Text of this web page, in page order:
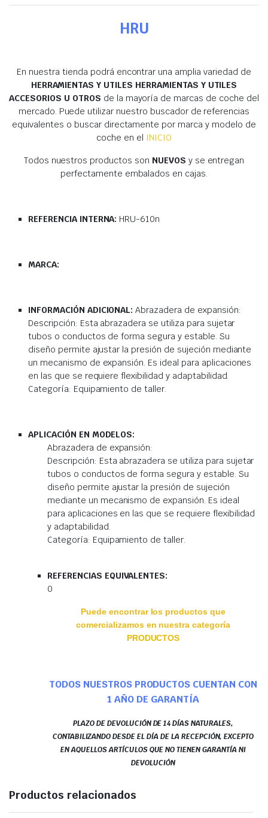
HRU
En nuestra tienda podrá encontrar una amplia variedad de
HERRAMIENTAS Y UTILES HERRAMIENTAS Y UTILES
ACCESORIOS U OTROS de la mayoría de marcas de coche del
mercado. Puede utilizar nuestro buscador de referencias
equivalentes o buscar directamente por marca y modelo de
coche en el INICIO
Todos nuestros productos son NUEVOS y se entregan
perfectamente embalados en cajas.
REFERENCIA INTERNA: HRU-610n
MARCA:
INFORMACIÓN ADICIONAL:Abrazadera de expansión:
Descripción: Esta abrazadera se utiliza para sujetar
tubos o conductos de forma segura y estable. Su
diseño permite ajustar la presión de sujeción mediante
un mecanismo de expansión. Es ideal para aplicaciones
en las que se requiere flexibilidad y adaptabilidad.
Categoría: Equipamiento de taller.
APLICACIÓN EN MODELOS:
Abrazadera de expansión:
Descripción: Esta abrazadera se utiliza para sujetar
tubos o conductos de forma segura y estable. Su
diseño permite ajustar la presión de sujeción
mediante un mecanismo de expansión. Es ideal
para aplicaciones en las que se requiere flexibilidad
y adaptabilidad.
Categoría: Equipamiento de taller.
REFERENCIAS EQUIVALENTES:
0
Puede encontrar los productos que
comercializamos en nuestra categoría
PRODUCTOS
TODOS NUESTROS PRODUCTOS CUENTAN CON
1 AÑO DE GARANTÍA
PLAZO DE DEVOLUCIÓN DE 14 DÍAS NATURALES,
CONTABILIZANDO DESDE EL DÍA DE LA RECEPCIÓN, EXCEPTO
EN AQUELLOS ARTÍCULOS QUE NO TIENEN GARANTÍA NI
DEVOLUCIÓN
Productos relacionados